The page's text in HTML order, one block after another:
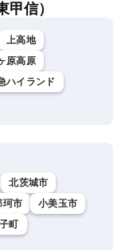
信）
上高地
原高原
ハイランド
北茨城市
珂市
小美玉市
町